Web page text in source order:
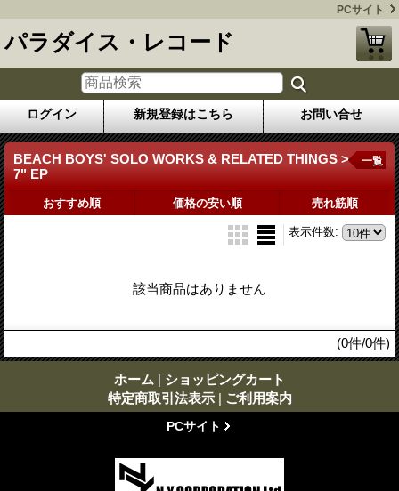
PCサイト
パラダイス・レコード
ログイン 新規登録はこちら お問い合せ
BEACH BOYS' SOLO WORKS & RELATED THINGS >
7" EP
一覧
おすすめ順 価格の安い順 売れ筋順
表示件数:
該当商品はありません
(0件/0件)
ホーム | ショッピングカート
特定商取引法表示 | ご利用案内
PCサイト